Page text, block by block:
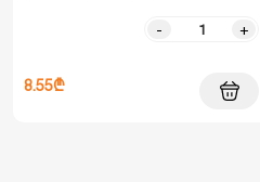
- +
8.55₾